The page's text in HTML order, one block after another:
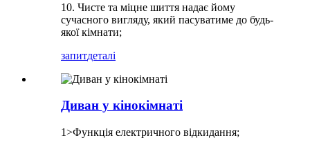
10. Чисте та міцне шиття надає йому
сучасного вигляду, який пасуватиме до будь-
якої кімнати;
запитдеталі
Диван у кінокімнаті
1>Функція електричного відкидання;